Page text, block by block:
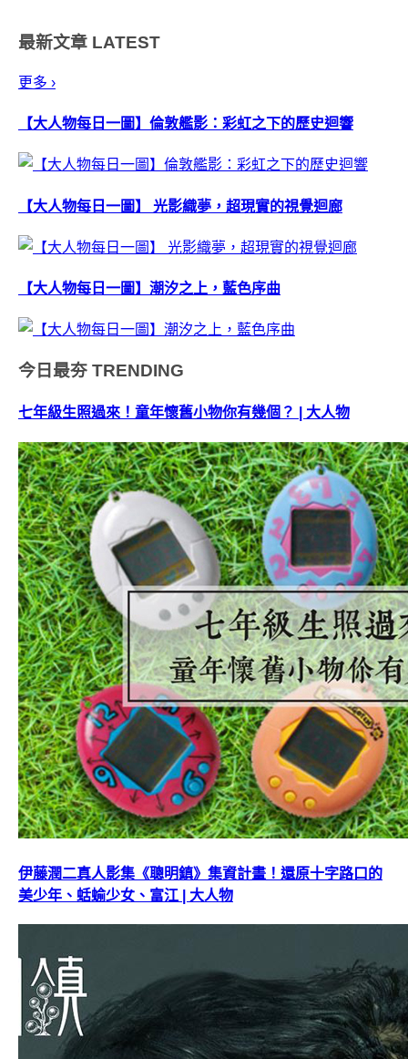
最新文章 LATEST
更多 ›
【大人物每日一圖】倫敦艦影：彩虹之下的歷史迴響
【大人物每日一圖】 光影織夢，超現實的視覺迴廊
【大人物每日一圖】潮汐之上，藍色序曲
今日最夯 TRENDING
七年級生照過來！童年懷舊小物你有幾個？ | 大人物
伊藤潤二真人影集《聰明鎮》集資計畫！還原十字路口的
美少年、蛞蝓少女、富江 | 大人物